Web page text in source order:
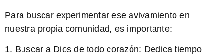
Para buscar experimentar ese avivamiento en
nuestra propia comunidad, es importante:
1. Buscar a Dios de todo corazón: Dedica tiempo